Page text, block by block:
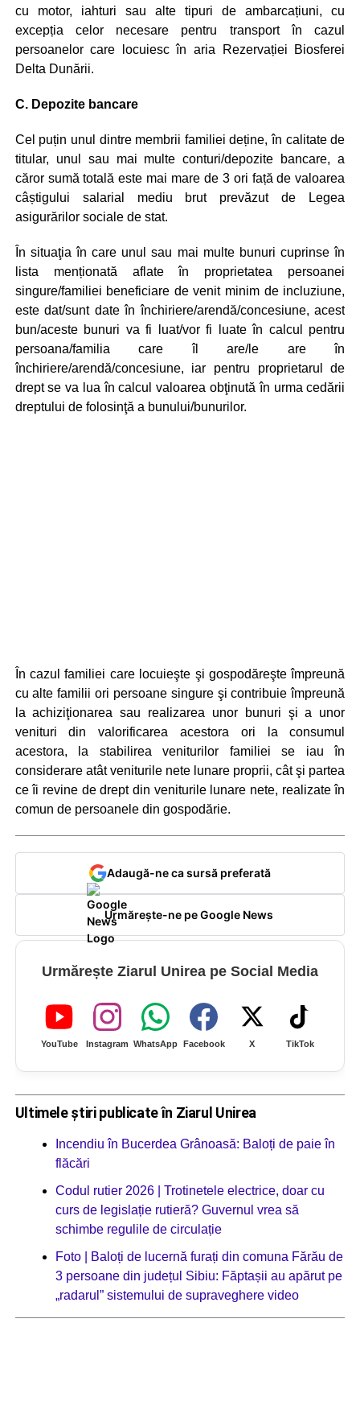
cu motor, iahturi sau alte tipuri de ambarcațiuni, cu
excepția celor necesare pentru transport în cazul
persoanelor care locuiesc în aria Rezervației Biosferei
Delta Dunării.
C. Depozite bancare
Cel puțin unul dintre membrii familiei deține, în calitate de
titular, unul sau mai multe conturi/depozite bancare, a
căror sumă totală este mai mare de 3 ori față de valoarea
câștigului salarial mediu brut prevăzut de Legea
asigurărilor sociale de stat.
În situaţia în care unul sau mai multe bunuri cuprinse în
lista menționată aflate în proprietatea persoanei
singure/familiei beneficiare de venit minim de incluziune,
este dat/sunt date în închiriere/arendă/concesiune, acest
bun/aceste bunuri va fi luat/vor fi luate în calcul pentru
persoana/familia care îl are/le are în
închiriere/arendă/concesiune, iar pentru proprietarul de
drept se va lua în calcul valoarea obţinută în urma cedării
dreptului de folosinţă a bunului/bunurilor.
În cazul familiei care locuieşte şi gospodăreşte împreună
cu alte familii ori persoane singure şi contribuie împreună
la achiziţionarea sau realizarea unor bunuri şi a unor
venituri din valorificarea acestora ori la consumul
acestora, la stabilirea veniturilor familiei se iau în
considerare atât veniturile nete lunare proprii, cât şi partea
ce îi revine de drept din veniturile lunare nete, realizate în
comun de persoanele din gospodărie.
Adaugă-ne ca sursă preferată
Urmărește-ne pe Google News
Urmărește Ziarul Unirea pe Social Media
YouTube Instagram WhatsApp Facebook X TikTok
Ultimele știri publicate în Ziarul Unirea
Incendiu în Bucerdea Grânoasă: Baloți de paie în
flăcări
Codul rutier 2026 | Trotinetele electrice, doar cu
curs de legislație rutieră? Guvernul vrea să
schimbe regulile de circulație
Foto | Baloți de lucernă furați din comuna Fărău de
3 persoane din județul Sibiu: Făptașii au apărut pe
„radarul” sistemului de supraveghere video